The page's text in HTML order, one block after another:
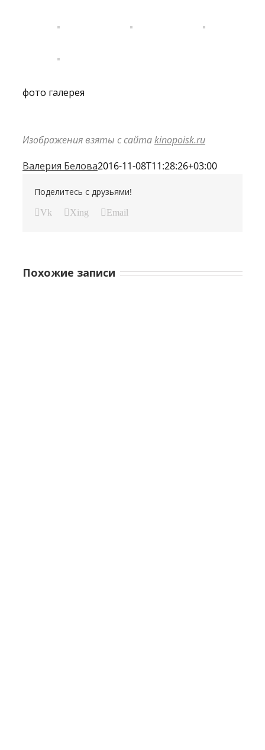
фото галерея
Изображения взяты с сайтаkinopoisk.ru
Валерия Белова2016-11-08T11:28:26+03:00
Поделитесь с друзьями!
Vk Xing Email
Похожие записи